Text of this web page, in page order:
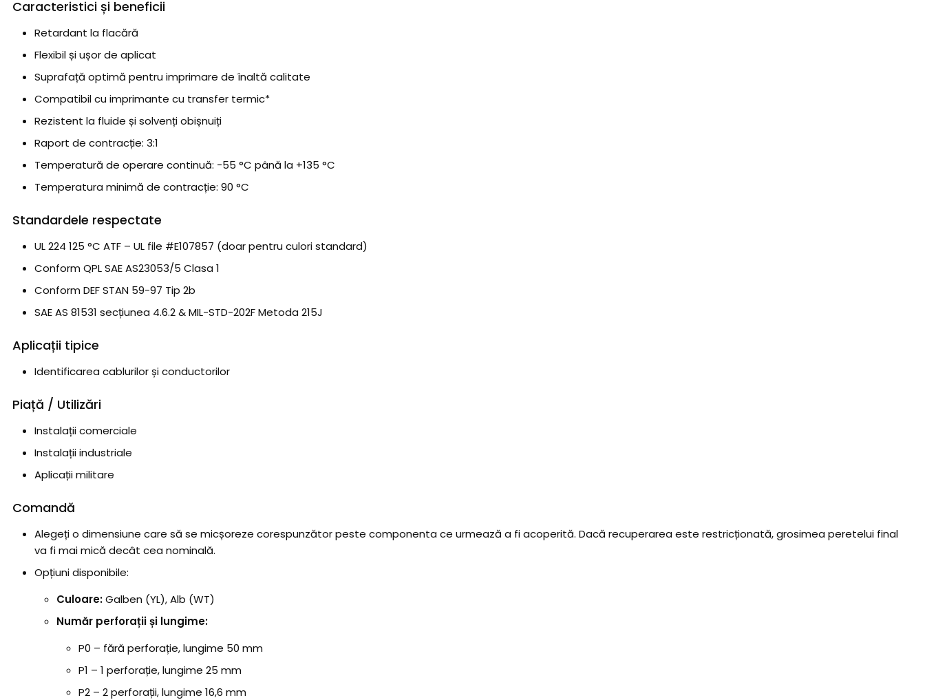
Caracteristici și beneficii
Retardant la flacără
Flexibil și ușor de aplicat
Suprafață optimă pentru imprimare de înaltă calitate
Compatibil cu imprimante cu transfer termic*
Rezistent la fluide și solvenți obișnuiți
Raport de contracție: 3:1
Temperatură de operare continuă: −55 °C până la +135 °C
Temperatura minimă de contracție: 90 °C
Standardele respectate
UL 224 125 °C ATF – UL file #E107857 (doar pentru culori standard)
Conform QPL SAE AS23053/5 Clasa 1
Conform DEF STAN 59-97 Tip 2b
SAE AS 81531 secțiunea 4.6.2 & MIL-STD-202F Metoda 215J
Aplicații tipice
Identificarea cablurilor și conductorilor
Piață / Utilizări
Instalații comerciale
Instalații industriale
Aplicații militare
Comandă
Alegeți o dimensiune care să se micșoreze corespunzător peste componenta ce urmează a fi acoperită. Dacă recuperarea este restricționată, grosimea peretelui final
va fi mai mică decât cea nominală.
Opțiuni disponibile:
Culoare:Galben (YL), Alb (WT)
Număr perforații și lungime:
P0 – fără perforație, lungime 50 mm
P1 – 1 perforație, lungime 25 mm
P2 – 2 perforații, lungime 16,6 mm